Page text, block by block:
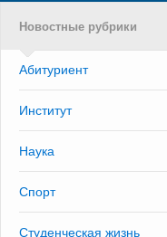
Новостные рубрики
Абитуриент
Институт
Наука
Спорт
Студенческая жизнь